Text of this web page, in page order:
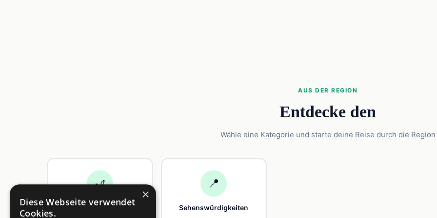
AUS DER REGION
Entdecke den
Wähle eine Kategorie und starte deine Reise durch die Region
🎢
Freizeit
📍
Sehenswürdigkeiten
×
Diese Webseite verwendet
Cookies.